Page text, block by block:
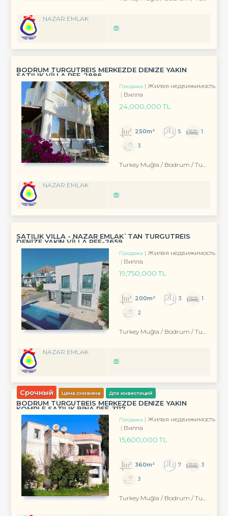
NAZAR EMLAK
BODRUM TURGUTREİS MERKEZDE DENİZE YAKIN
SATILIK VİLLA REF-2886
Продажа
Жилая недвижимость
Вилла
24,000,000 TL
250m² 5
1
3
Turkey Muğla / Bodrum / Turgutreis
NAZAR EMLAK
SATILIK VİLLA - NAZAR EMLAK`TAN TURGUTREİS
DENİZE YAKIN VİLLA REF-2659
Продажа
Жилая недвижимость
Вилла
19,750,000 TL
200m² 3
1
2
Turkey Muğla / Bodrum / Turgutreis
NAZAR EMLAK
Срочный Цена снижена Для инвестиций
BODRUM TURGUTREİS MERKEZDE DENİZE YAKIN
KOMPLE SATILIK BİNA REF-3117
Продажа
Жилая недвижимость
Вилла
15,600,000 TL
360m² 7
3
3
Turkey Muğla / Bodrum / Turgutreis